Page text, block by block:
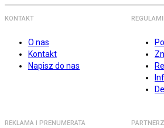
KONTAKT
O nas
Kontakt
Napisz do nas
REKLAMA I PRENUMERATA